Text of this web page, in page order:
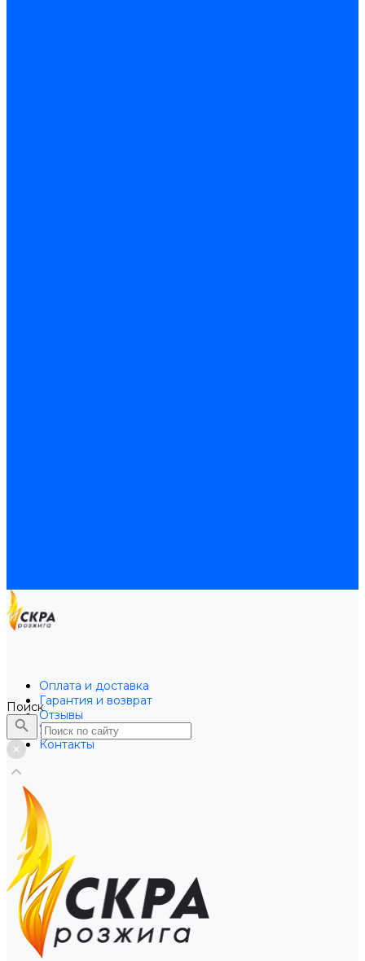
Оплата и доставка
Гарантия и возврат
Отзывы
Услуги
Контакты
Поиск